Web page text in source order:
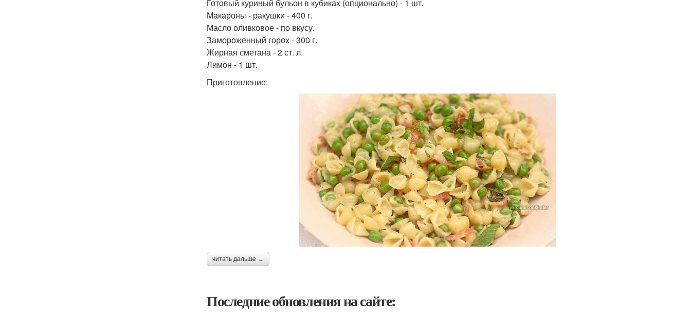
Готовый куриный бульон в кубиках (опционально) - 1 шт.
Макароны - ракушки - 400 г.
Масло оливковое - по вкусу.
Замороженный горох - 300 г.
Жирная сметана - 2 ст. л.
Лимон - 1 шт.
Приготовление:
читать дальше →
Последние обновления на сайте: